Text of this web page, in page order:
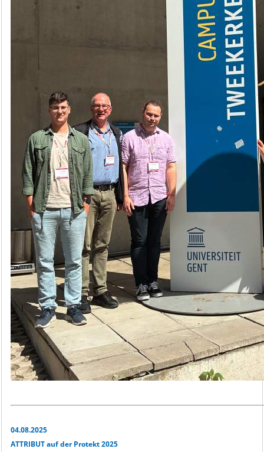
04.08.2025
ATTRIBUT auf der Protekt 2025